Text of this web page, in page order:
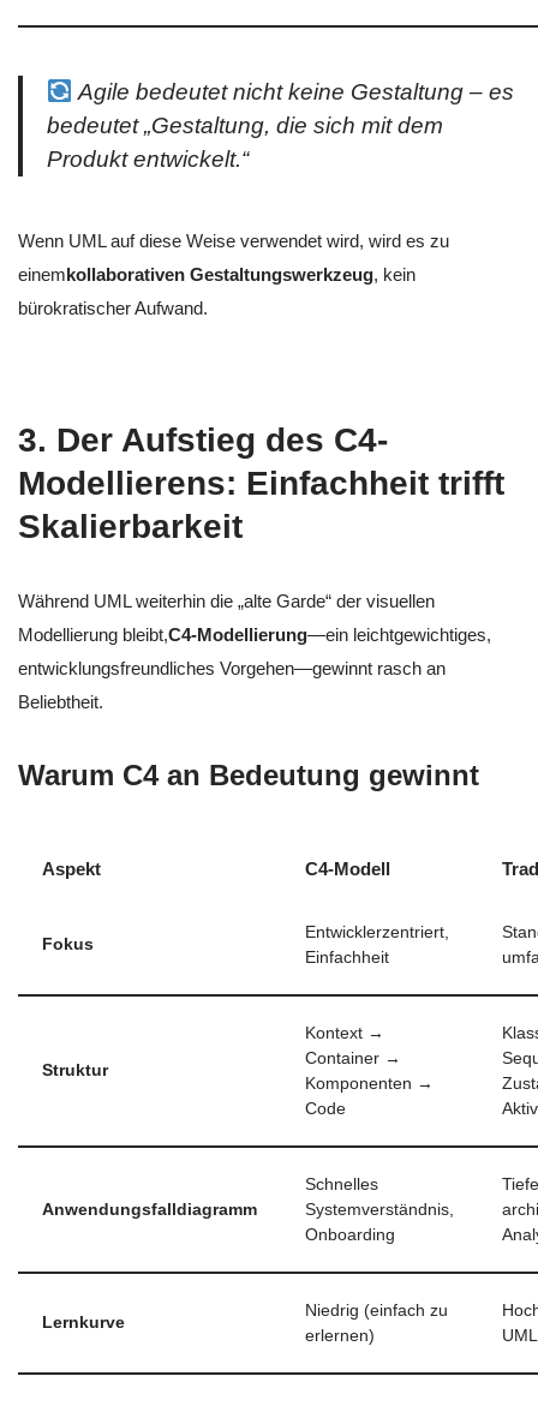
Agile bedeutet nicht keine Gestaltung – es
bedeutet „Gestaltung, die sich mit dem
Produkt entwickelt.“
Wenn UML auf diese Weise verwendet wird, wird es zu
einemkollaborativen Gestaltungswerkzeug, kein
bürokratischer Aufwand.
3. Der Aufstieg des C4-
Modellierens: Einfachheit trifft
Skalierbarkeit
Während UML weiterhin die „alte Garde“ der visuellen
Modellierung bleibt,C4-Modellierung—ein leichtgewichtiges,
entwicklungsfreundliches Vorgehen—gewinnt rasch an
Beliebtheit.
Warum C4 an Bedeutung gewinnt
Aspekt C4-Modell
Fokus
Entwicklerzentriert,
Einfachheit
Struktur
Kontext →
Container →
Komponenten →
Code
Anwendungsfalldiagramm
Schnelles
Systemverständnis,
Onboarding
Tiefe
Lernkurve
Niedrig (einfach zu
erlernen)